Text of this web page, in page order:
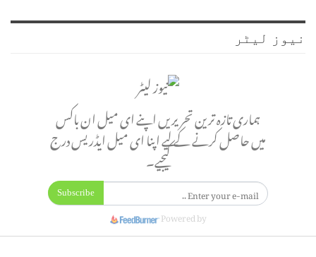
نیوز لیٹر
ہماری تازہ ترین تحریریں اپنے ای میل ان باکس
میں حاصل کرنے کے لیے اپنا ای میل ایڈریس درج
کیجیے۔
Subscribe
Powered by